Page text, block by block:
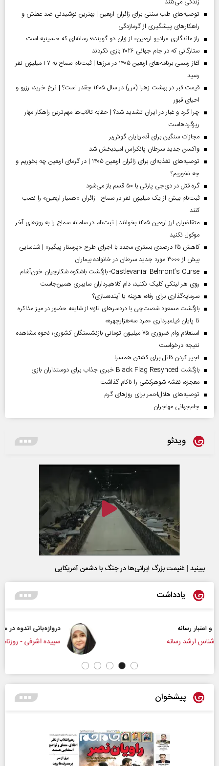
توصیه‌های طب سنتی برای زائران اربعین | بهترین نوشیدنی ضد عطش و
راهکارهای پیشگیری از گرمازدگی
راز ماندگاری «رادیو اربعین» از زبان دو گوینده؛ رسانه‌ای که حسینیه است
ستارگانی که در جام جهانی ۲۰۲۶ بازی نکردند
آغاز رسمی برنامه‌های اربعین ۱۴۰۵ در مرز‌ها | ثبت‌نام سماح به ۱.۷ میلیون نفر
رسید
قیمت قبر در بهشت زهرا (س) در سال ۱۴۰۵ چقدر است؟ | نرخ خرید، رزرو و
احیای قبور
چرا گرد و غبار در ایران تشدید شد؟ | حقابه تالاب‌ها مهم‌ترین راهکار مهار
ریزگردهاست
مجازات سنگین برای آدم‌ربایان گوش‌بر
واکسن جدید سرطان پانکراس امیدبخش شد
توصیه‌های تغذیه‌ای برای زائران اربعین ۱۴۰۵ | در گرمای اربعین چه بخوریم و
چه نخوریم؟
گره قتل در دی‌جی پارتی با ۵۰ قسم باز می‌شود
ثبت‌نام بیش از یک میلیون نفر در سماح | زائران «همیار اربعین» را نصب
کنند
متقاضیان ارز اربعین ۱۴۰۵ بخوانند | ثبت‌نام در سامانه سماح را به روز‌های آخر
موکول نکنید
کاهش ۲۵ درصدی بستری مجدد با اجرای طرح «پرستار پیگیر» | شناسایی
بیش از ۳۰۰۰ مورد جدید سرطان در خانواده بیماران
Castlevania: Belmont’s Curse؛ بازگشت باشکوه شکارچیان خون‌آشام
روی هر لینکی کلیک نکنید، دام کلاهبرداران سایبری همین‌جاست
سرمایه‌گذاری برای رفاه؛ هزینه یا آینده‌سازی؟
بازگشت مسعود شصت‌چی با دردسر‌های تازه؛ از شایعه حضور در میز مذاکره
تا پایان فیلمبرداری «مرد سه‌هزارچهره»
استعلام وام ضروری ۷۵ میلیون تومانی بازنشستگان کشوری؛ نحوه مشاهده
نتیجه درخواست
اجیر کردن قاتل برای کشتن همسر!
بازگشت Black Flag Resynced خبری جذاب برای دوستداران بازی
معجزه، نقشه شوهرکشی را ناکام گذاشت
توصیه‌های هلال‌احمر برای روز‌های گرم
جام‌جهانی مهاجران
ویدئو
ببینید | غنیمت بزرگ ایرانی‌ها در جنگ با دشمن آمریکایی
یادداشت
دروازه‌بانی اندوه در مسیر امید
سپیده اشرفی - روزنامه‌نگار
پیشخوان